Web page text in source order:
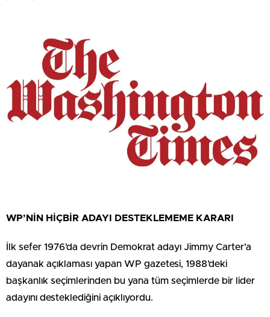
WP’NİN HİÇBİR ADAYI DESTEKLEMEME KARARI
İlk sefer 1976’da devrin Demokrat adayı Jimmy Carter’a
dayanak açıklaması yapan WP gazetesi, 1988’deki
başkanlık seçimlerinden bu yana tüm seçimlerde bir lider
adayını desteklediğini açıklıyordu.